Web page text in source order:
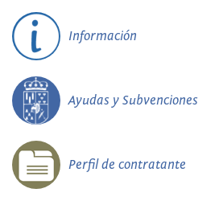
Información
Ayudas y Subvenciones
Perfil de contratante